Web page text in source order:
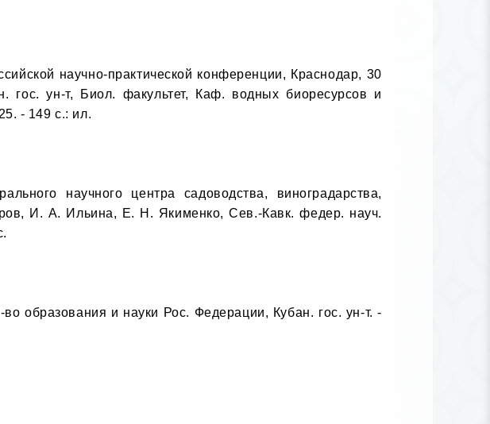
научно-практической конференции, Краснодар, 30
ун-т, Биол. факультет, Каф. водных биоресурсов и
- 149 с.: ил.
научного центра садоводства, виноградарства,
И. А. Ильина, Е. Н. Якименко, Сев.-Кавк. федер. науч.
образования и науки Рос. Федерации, Кубан. гос. ун-т. -